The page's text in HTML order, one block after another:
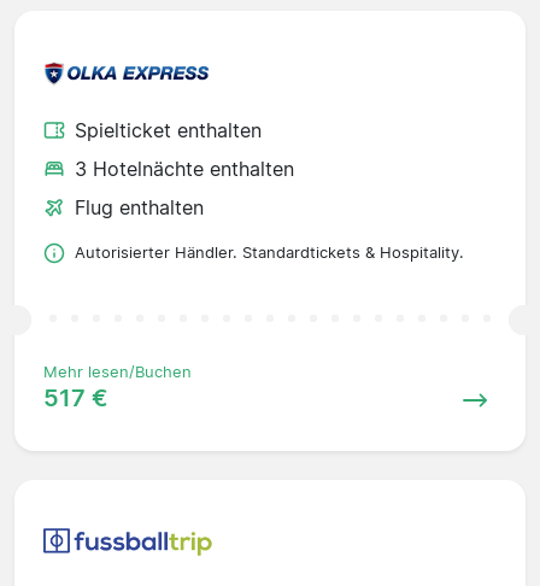
Spielticket enthalten
3 Hotelnächte enthalten
Flug enthalten
Autorisierter Händler. Standardtickets & Hospitality.
Mehr lesen/Buchen
517 €